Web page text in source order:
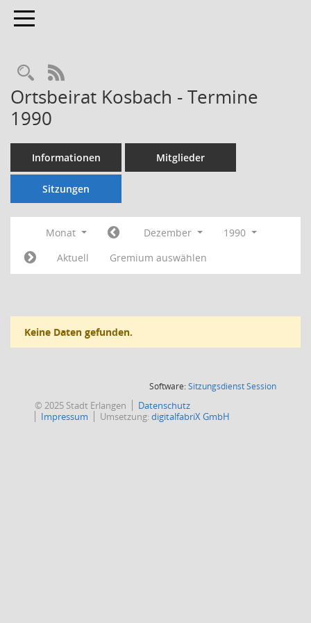
Toggle navigation
Rechercheauswahl
RSS-Feed
Ortsbeirat Kosbach - Termine
1990
Informationen Mitglieder
Sitzungen
Monat Dezember
1990
Aktuell
Gremium auswählen
Keine Daten gefunden.
Software:SitzungsdienstSession(Wird in
© 2025 Stadt Erlangen
Datenschutz
Impressum
Umsetzung:digitalfabriX GmbH